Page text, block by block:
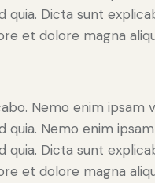
quia. Dicta sunt
et dolore magna
Nemo enim
quia. Nemo enim
quia. Dicta sunt
et dolore magna